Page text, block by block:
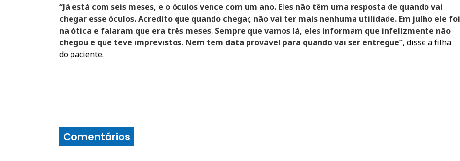
“Já está com seis meses, e o óculos vence com um ano. Eles não têm uma resposta de quando vai
chegar esse óculos. Acredito que quando chegar, não vai ter mais nenhuma utilidade. Em julho ele foi
na ótica e falaram que era três meses. Sempre que vamos lá, eles informam que infelizmente não
chegou e que teve imprevistos. Nem tem data provável para quando vai ser entregue”, disse a filha
do paciente.
Comentários